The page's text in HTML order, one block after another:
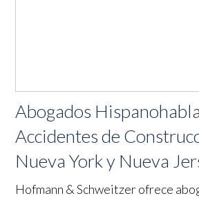
Abogados
Accidentes de
Nueva York y Nueva
Hofmann & Schweitzer ofrece